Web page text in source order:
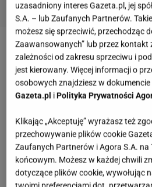
Chodziłem z Godowa do
Pamiętam, jak w roku
miałem wtedy zaledwie
'Znachora' z wielką rolą
myśl, że może będę
- powiedział Pieczka, którego
uzasadniony interes Gazeta.pl, jej
S.A. – lub Zaufanych Partnerów.
możesz się sprzeciwić, przechodząc
Zaawansowanych” lub przez
zależności od zakresu sprzeciwu i
jest kierowany. Więcej informacji o
osobowych znajdziesz w dokumencie
Gazeta.pl i Polityka Prywatności
Klikając „Akceptuję” wyrażasz też
przechowywanie plików cookie
Zaufanych Partnerów i Agora S.A. na
końcowym. Możesz w każdej chwili
dotyczące plików cookie, wywołując